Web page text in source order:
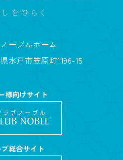
ーブルホーム
水戸市笠原町1196-15
様向けサイト
総合サイト